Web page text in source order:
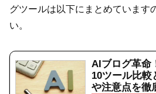
グツールは以下にまとめています
い。
AIブログ革命
10ツール比較
や注意点を徹